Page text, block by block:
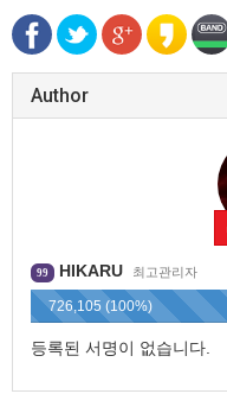
Author
99 HIKARU 최고관리자
726,105 (100%)
등록된 서명이 없습니다.